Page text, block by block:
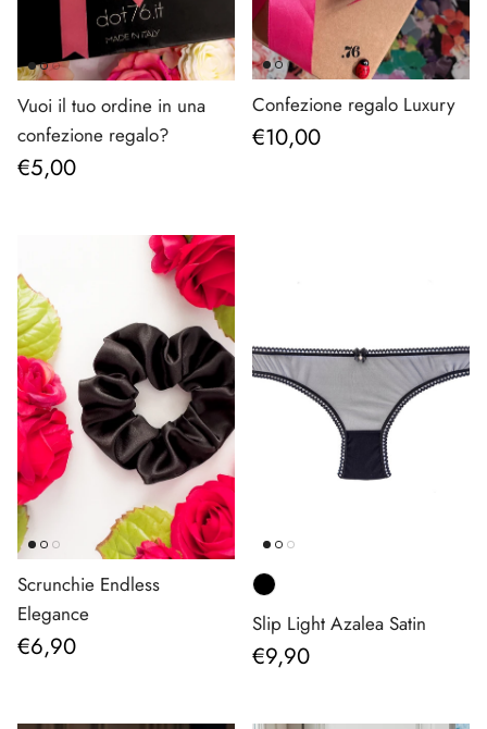
Vuoi il tuo ordine in una
confezione regalo?
Prezzo normale
€5,00
Confezione regalo Luxury
Prezzo normale
€10,00
Scrunchie Endless
Elegance
Prezzo normale
€6,90
Slip Light Azalea Satin
Prezzo normale
€9,90